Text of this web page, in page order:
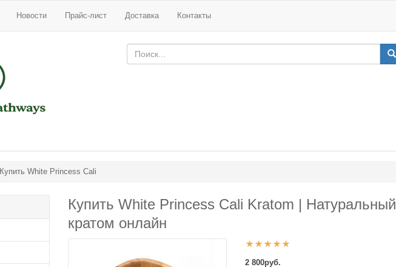
Новости Прайс-лист Доставка Контакты
Купить White Princess Cali
Купить White Princess Cali Kratom | Натуральный
кратом онлайн
2 800руб.